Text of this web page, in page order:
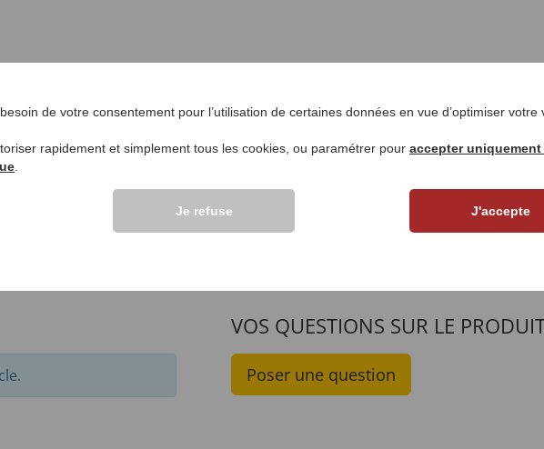
, Modèles réduits
VOS QUESTIONS SUR LE
Poser une question
de votre consentement pour l’utilisation de certaines données en vue d’optimiser votre
rapidement et simplement tous les cookies, ou paramétrer pour accepter uniquement
Je refuse J'accepte